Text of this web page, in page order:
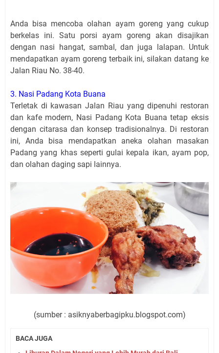
Anda bisa mencoba olahan ayam goreng yang cukup
berkelas ini. Satu porsi ayam goreng akan disajikan
dengan nasi hangat, sambal, dan juga lalapan. Untuk
mendapatkan ayam goreng terbaik ini, silakan datang ke
Jalan Riau No. 38-40.
3. Nasi Padang Kota Buana
Terletak di kawasan Jalan Riau yang dipenuhi restoran
dan kafe modern, Nasi Padang Kota Buana tetap eksis
dengan citarasa dan konsep tradisionalnya. Di restoran
ini, Anda bisa mendapatkan aneka olahan masakan
Padang yang khas seperti gulai kepala ikan, ayam pop,
dan olahan daging sapi lainnya.
(sumber : asiknyaberbagipku.blogspot.com)
BACA JUGA